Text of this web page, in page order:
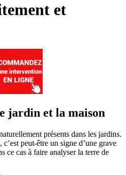
et
jardin et la maison
présents dans les jardins.
peut-être un signe d’une grave
ce cas à faire analyser la terre de